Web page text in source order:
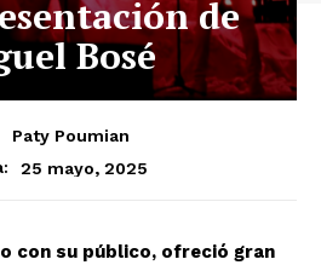
de
Bosé
Paty Poumian
25 mayo, 2025
con su público, ofreció gran